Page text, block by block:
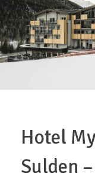
Hotel
Sulden